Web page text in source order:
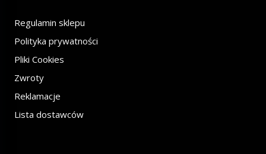
Regulamin sklepu
Polityka prywatności
Pliki Cookies
Zwroty
Reklamacje
Lista dostawców